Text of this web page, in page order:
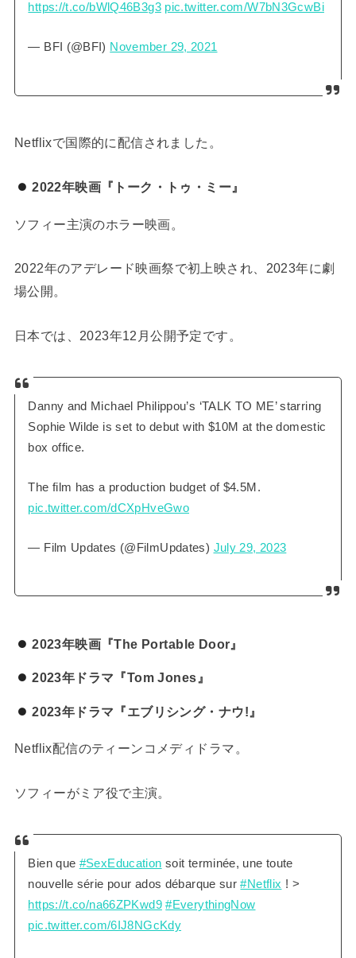
https://t.co/bWlQ46B3g3 pic.twitter.com/W7bN3GcwBi
— BFI (@BFI) November 29, 2021
Netflixで国際的に配信されました。
2022年映画『トーク・トゥ・ミー』
ソフィー主演のホラー映画。
2022年のアデレード映画祭で初上映され、2023年に劇
場公開。
日本では、2023年12月公開予定です。
Danny and Michael Philippou’s ‘TALK TO ME’ starring
Sophie Wilde is set to debut with $10M at the domestic
box office.
The film has a production budget of $4.5M.
pic.twitter.com/dCXpHveGwo
— Film Updates (@FilmUpdates) July 29, 2023
2023年映画『The Portable Door』
2023年ドラマ『Tom Jones』
2023年ドラマ『エブリシング・ナウ!』
Netflix配信のティーンコメディドラマ。
ソフィーがミア役で主演。
Bien que #SexEducation soit terminée, une toute
nouvelle série pour ados débarque sur#Netflix ! >
https://t.co/na66ZPKwd9 #EverythingNow
pic.twitter.com/6IJ8NGcKdy